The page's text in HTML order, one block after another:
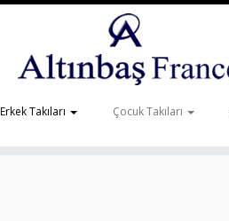
Erkek Takıları Çocuk Takıları